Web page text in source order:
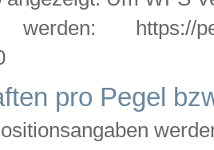
https://
pro Pegel